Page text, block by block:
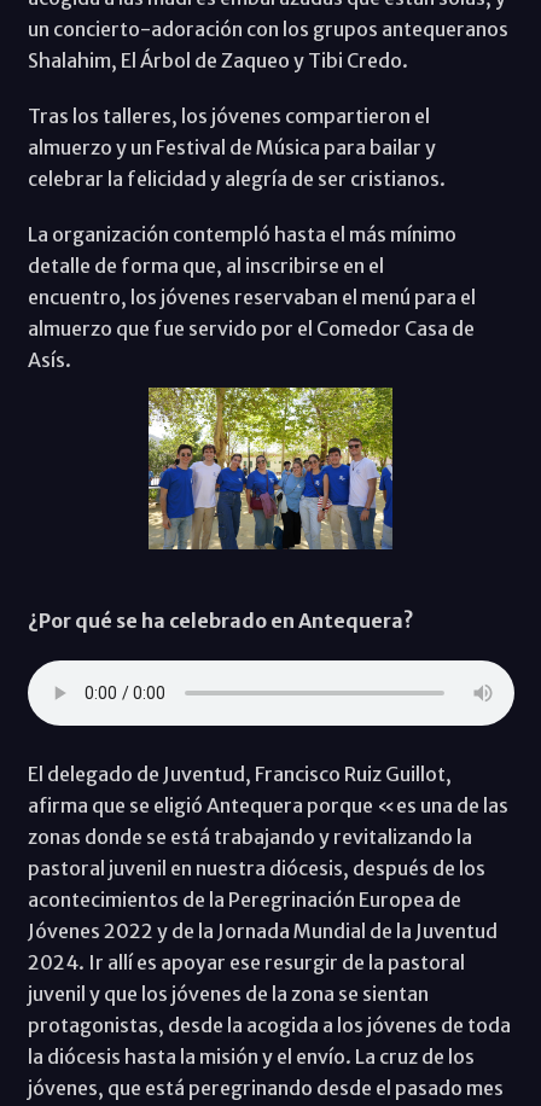
un concierto-adoración con los grupos antequeranos
Shalahim, El Árbol de Zaqueo y Tibi Credo.
Tras los talleres, los jóvenes compartieron el
almuerzo y un Festival de Música para bailar y
celebrar la felicidad y alegría de ser cristianos.
La organización contempló hasta el más mínimo
detalle de forma que, al inscribirse en el
encuentro, los jóvenes reservaban el menú para el
almuerzo que fue servido por el Comedor Casa de
Asís.
¿Por qué se ha celebrado en Antequera?
El delegado de Juventud, Francisco Ruiz Guillot,
afirma que se eligió Antequera porque «es una de las
zonas donde se está trabajando y revitalizando la
pastoral juvenil en nuestra diócesis, después de los
acontecimientos de la Peregrinación Europea de
Jóvenes 2022 y de la Jornada Mundial de la Juventud
2024. Ir allí es apoyar ese resurgir de la pastoral
juvenil y que los jóvenes de la zona se sientan
protagonistas, desde la acogida a los jóvenes de toda
la diócesis hasta la misión y el envío. La cruz de los
jóvenes, que está peregrinando desde el pasado mes